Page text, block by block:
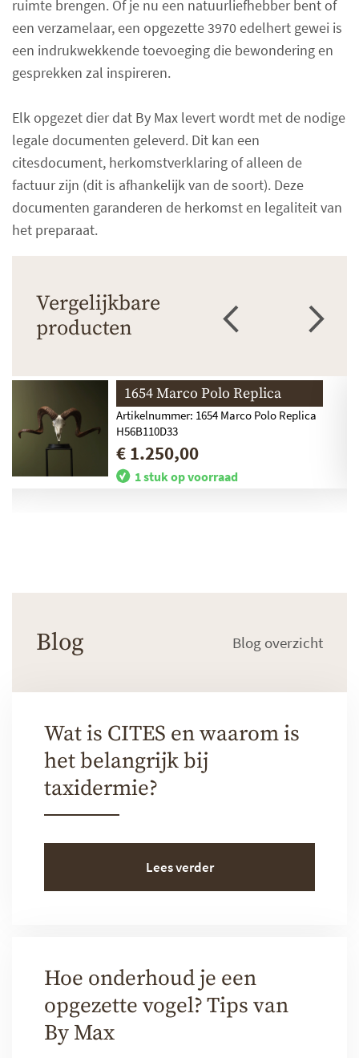
ruimte brengen. Of je nu een natuurliefhebber bent of
een verzamelaar, een opgezette 3970 edelhert gewei is
een indrukwekkende toevoeging die bewondering en
gesprekken zal inspireren.
Elk opgezet dier dat By Max levert wordt met de nodige
legale documenten geleverd. Dit kan een
citesdocument, herkomstverklaring of alleen de
factuur zijn (dit is afhankelijk van de soort). Deze
documenten garanderen de herkomst en legaliteit van
het preparaat.
Vergelijkbare
producten
1654 Marco Polo Replica
Artikelnummer: 1654 Marco Polo Replica
H56B110D33
€ 1.250,00
1 stuk op voorraad
Blog Blog overzicht
Wat is CITES en waarom is
het belangrijk bij
taxidermie?
Lees verder
Hoe onderhoud je een
opgezette vogel? Tips van
By Max